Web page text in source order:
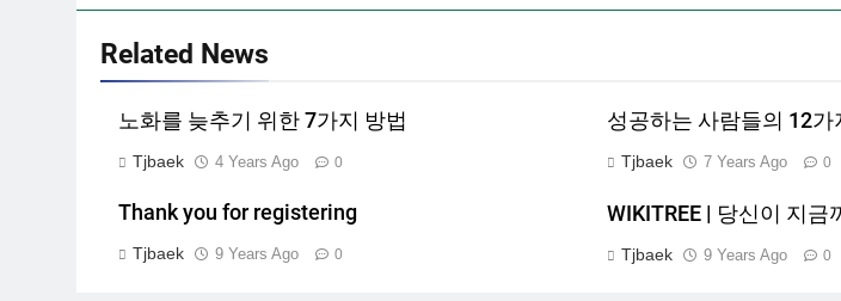
Related News
노화를 늦추기 위한 7가지 방법
Tjbaek 4 Years Ago 0
성공하는 사람들의 12가
Tjbaek 7 Years Ago 0
Thank you for registering
Tjbaek 9 Years Ago 0
WIKITREE | 당신이 지금
Tjbaek 9 Years Ago 0